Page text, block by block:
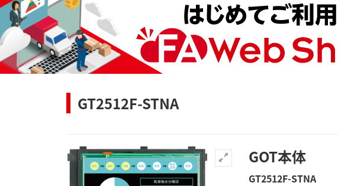
GT2512F-STNA
GOT本体
GT2512F-STNA